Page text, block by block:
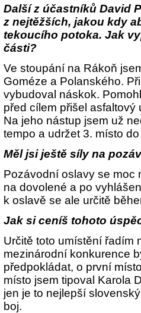
Další z účastníků David
z nejtěžších, jakou kdy
tekoucího potoka. Jak
části?
Ve stoupání na Rákoň
Goméze a Polanského.
vybudoval náskok.
před cílem přišel asfaltový
Na jeho nástup jsem už
tempo a udržet 3. místo
Měl jsi ještě síly na
Pozávodní oslavy se moc
na dovolené a po
k oslavě se ale určitě
Jak si ceníš tohoto
Určitě toto umístění řadím
mezinárodní konkurence
předpokládat, o první
místo jsem tipoval Karola
jen je to nejlepší
boj.